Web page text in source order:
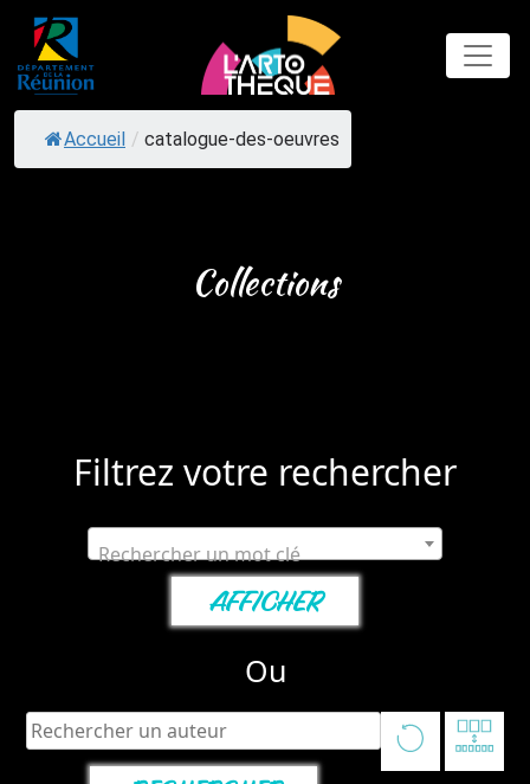
Skip
content
Accueil / catalogue-des-oeuvres
Collections
Filtrez votre rechercher
Rechercher un mot clé
Ou